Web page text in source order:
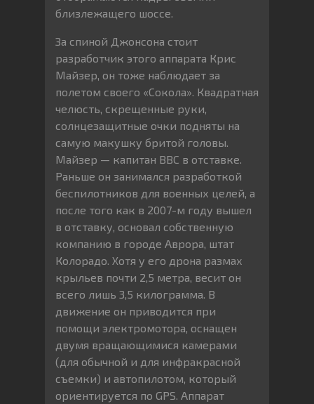
близлежащего шоссе.
За спиной Джонсона стоит
разработчик этого аппарата Крис
Майзер, он тоже наблюдает за
полетом своего «Сокола». Квадратная
челюсть, скрещенные руки,
солнцезащитные очки подняты на
самую макушку бритой головы.
Майзер — капитан ВВС в отставке.
Раньше он занимался разработкой
беспилотников для военных целей, а
после того как в 2007-м году вышел
в отставку, основал собственную
компанию в городе Аврора, штат
Колорадо. Хотя у его дрона размах
крыльев почти 2,5 метра, весит он
всего лишь 3,5 килограмма. В
движение он приводится при
помощи электромотора, оснащен
двумя вращающимися камерами
(для обычной и для инфракрасной
съемки) и автопилотом, который
ориентируется по GPS. Аппарат